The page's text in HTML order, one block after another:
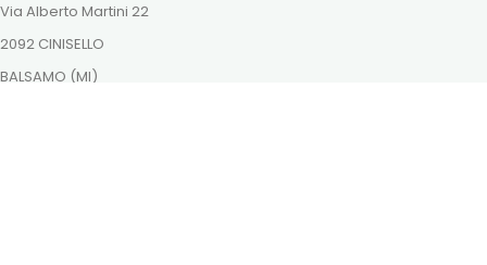
Via Alberto Martini 22
2092 CINISELLO
BALSAMO (MI)